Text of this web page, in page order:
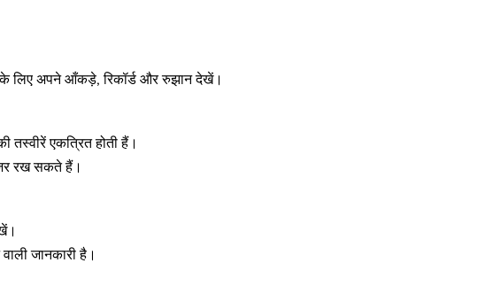
लिए अपने आँकड़े, रिकॉर्ड और रुझान देखें।
एकत्रित होती हैं।
रख सकते हैं।
जानकारी है।